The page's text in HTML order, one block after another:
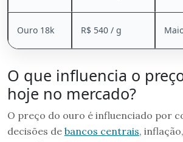
Ouro 18k R$ 540 / g
O que influencia o
hoje no mercado?
O preço do ouro é influenciado por
decisões de bancos centrais,